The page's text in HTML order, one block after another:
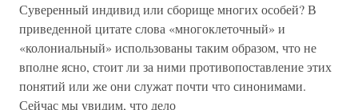
Суверенный индивид или сборище многих особей? В
приведенной цитате слова «многоклеточный» и
«колониальный» использованы таким образом, что не
вполне ясно, стоит ли за ними противопоставление этих
понятий или же они служат почти что синонимами.
Сейчас мы увидим, что дело